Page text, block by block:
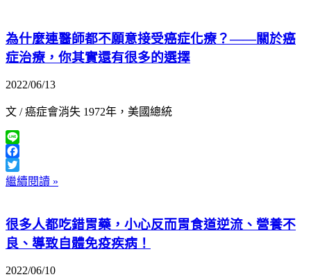
為什麼連醫師都不願意接受癌症化療？——關於癌
症治療，你其實還有很多的選擇
2022/06/13
文 / 癌症會消失 1972年，美國總統
Line
Facebook
Twitter
繼續閱讀 »
很多人都吃錯胃藥，小心反而胃食道逆流、營養不
良、導致自體免疫疾病！
2022/06/10